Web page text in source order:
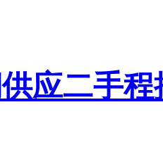
应二手